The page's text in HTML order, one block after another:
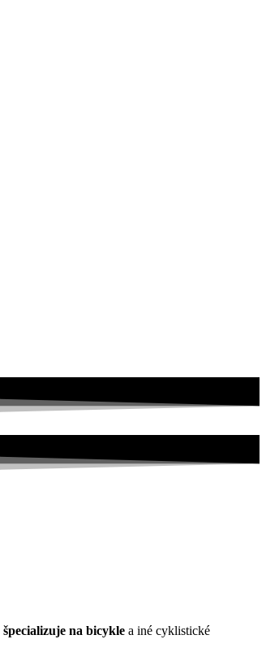
špecializuje na bicykle a iné cyklistické